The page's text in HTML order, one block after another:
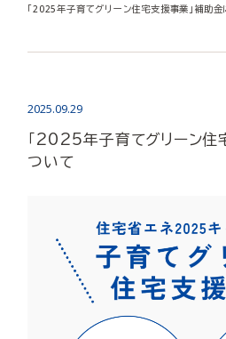
「2025年子育てグリーン住宅支援事業」補助金
2025.09.29
「2025年子育てグリーン住
ついて